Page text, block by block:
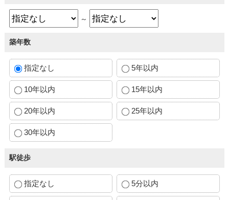
～
築年数
指定なし 5年以内
10年以内 15年以内
20年以内 25年以内
30年以内
駅徒歩
指定なし 5分以内